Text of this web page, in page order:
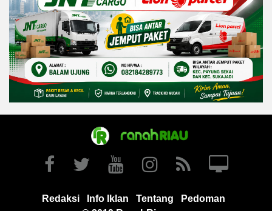
Redaksi Info Iklan Tentang
Pedoman